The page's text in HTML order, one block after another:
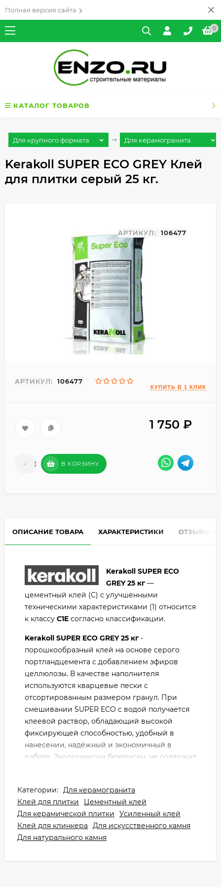
Полная версия сайта
0
КАТАЛОГ ТОВАРОВ
Для крупного формата Для керамогранита
Kerakoll SUPER ECO GREY Клей
для плитки серый 25 кг.
АРТИКУЛ: 106477
АРТИКУЛ: 106477
1 750 ₽
- + В КОРЗИНУ
ОПИСАНИЕ ТОВАРА ХАРАКТЕРИСТИКИ ОТЗЫВЫ
Kerakoll SUPER ECO
GREY25 кг —
цементный клей (С) с улучшенными
техническими характеристиками (1) относится
к классу С1E согласно классификации.
Kerakoll SUPER ECO GREY 25 кг -
порошкообразный клей на основе серого
портландцемента с добавлением эфиров
целлюлозы. В качестве наполнителя
используются кварцевые пески с
отсортированным размером гранул. При
смешивании SUPER ECO с водой получается
клеевой раствор, обладающий высокой
фиксирующей способностью, удобный в
нанесении, надёжный и экономичный в
работе. Экологически безопасен, не содержит
Сфера применения:
Kerakoll SUPER ECO GREY 25 кг(Кераколл
Супер Эко серый) - профессиональная
клеевая смесь на цементной основе обладает
высокими адгезивными свойствами и
Категории: Для керамогранита
Клей для плитки
Цементный клей
Для керамической плитки
Усиленный клей
Клей для клинкера
Для искусственного камня
Для натурального камня